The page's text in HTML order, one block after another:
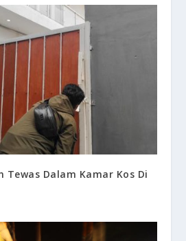
Dalam Kamar Kos Di